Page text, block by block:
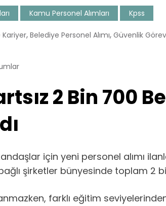
Kamu Personel Alımları Kpss
Kariyer, Belediye Personel Alımı, Güvenlik
2 Bin 700
için yeni personel alımı
şirketler bünyesinde toplam 2
farklı eğitim